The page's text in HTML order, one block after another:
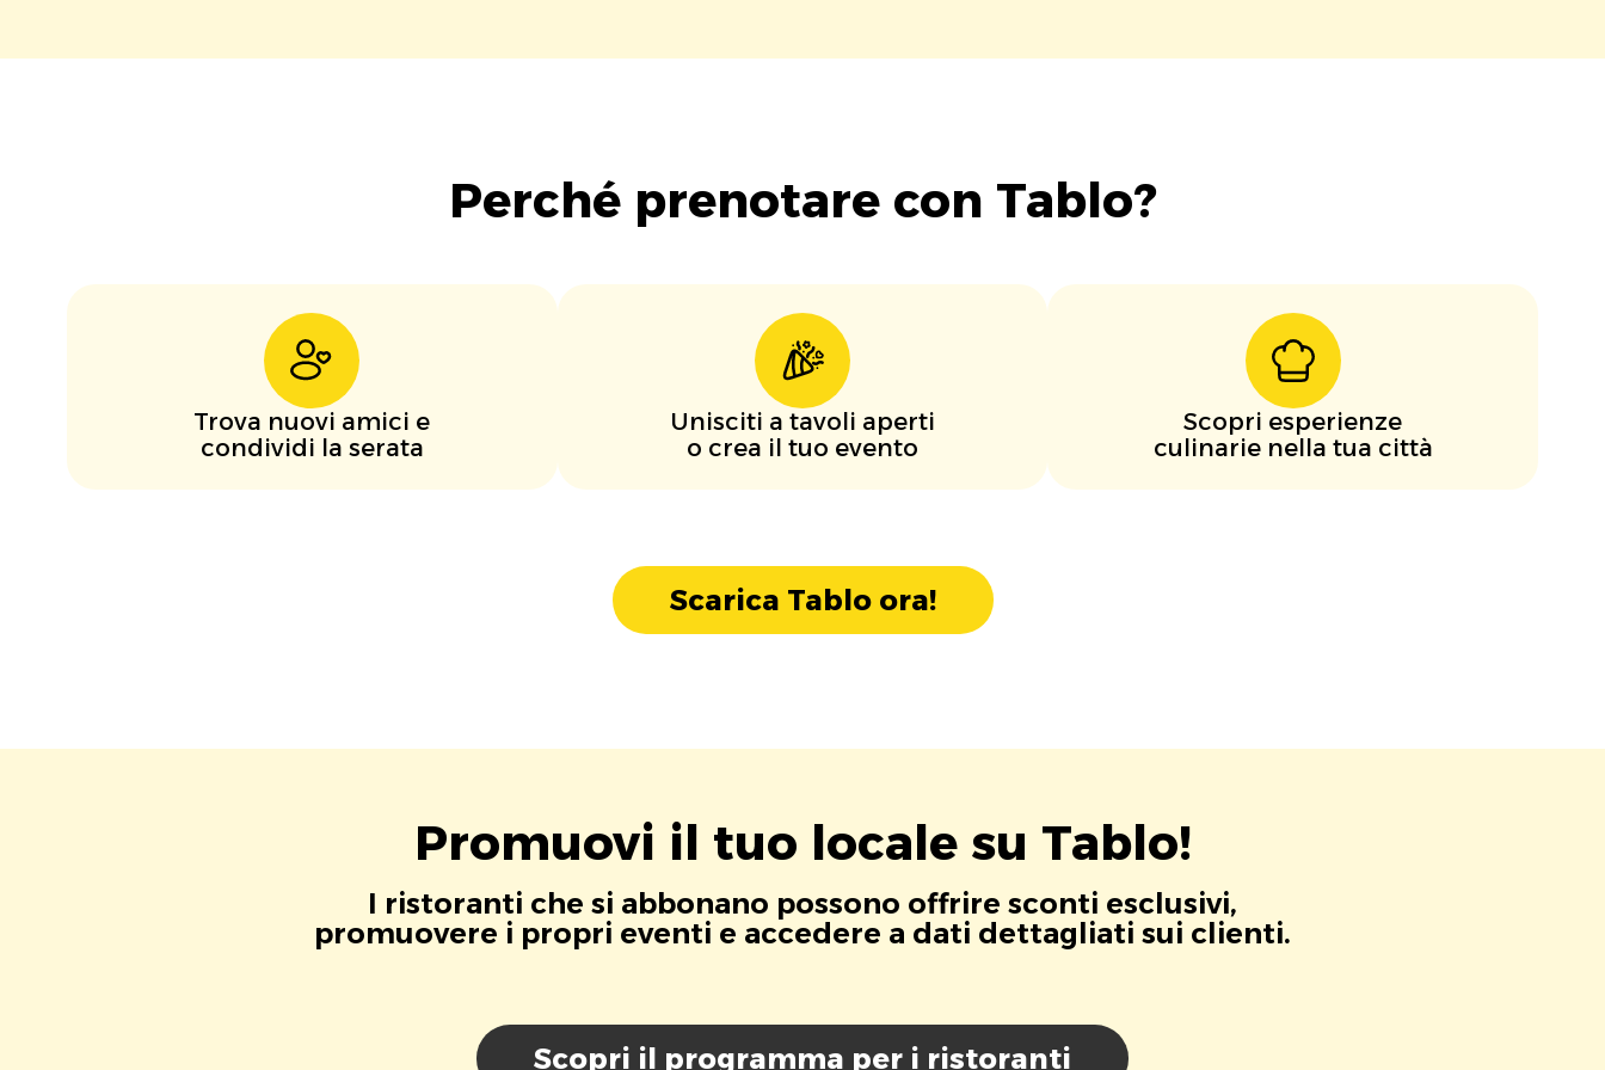
Perché prenotare con Tablo?
Trova nuovi amici e
condividi la serata
Unisciti a tavoli aperti
o crea il tuo evento
Scopri esperienze
culinarie nella tua città
Scarica Tablo ora!
Promuovi il tuo locale su Tablo!
I ristoranti che si abbonano possono offrire sconti esclusivi,
promuovere i propri eventi e accedere a dati dettagliati sui clienti.
Scopri il programma per i ristoranti